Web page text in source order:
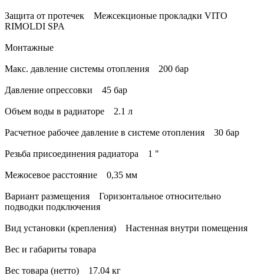
Защита от протечек Межсекционые прокладки VITO
RIMOLDI SPA
Монтажные
Макс. давление системы отопления 200 бар
Давление опрессовки 45 бар
Объем воды в радиаторе 2.1 л
Расчетное рабочее давление в системе отопления 30 бар
Резьба присоединения радиатора 1 "
Межосевое расстояние 0,35 мм
Вариант размещения Горизонтальное относительно
подводки подключения
Вид установки (крепления) Настенная внутри помещения
Вес и габариты товара
Вес товара (нетто) 17.04 кг